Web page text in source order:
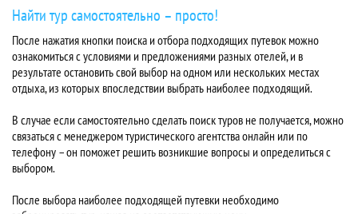
Найти тур самостоятельно – просто!
После нажатия кнопки поиска и отбора подходящих путевок можно
ознакомиться с условиями и предложениями разных отелей, и в
результате остановить свой выбор на одном или нескольких местах
отдыха, из которых впоследствии выбрать наиболее подходящий.
В случае если самостоятельно сделать поиск туров не получается, можно
связаться с менеджером туристического агентства онлайн или по
телефону – он поможет решить возникшие вопросы и определиться с
выбором.
После выбора наиболее подходящей путевки необходимо